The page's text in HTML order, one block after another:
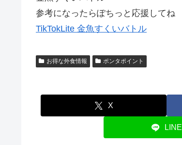
参考になったらぽちっと応援してね
TikTokLite 金魚すくいバトル
お得な外食情報 ポンタポイント
X
LINE